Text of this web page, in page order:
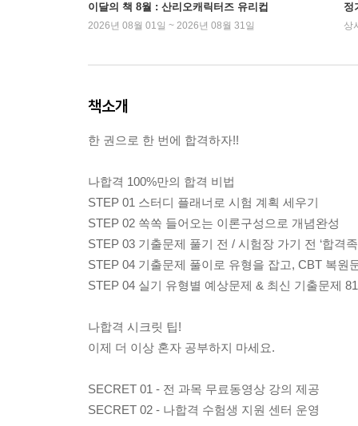
이달의 책 8월 : 산리오캐릭터즈 유리컵
2026년 08월 01일 ~ 2026년 08월 31일
정
상
책소개
한 권으로 한 번에 합격하자!!
나합격 100%만의 합격 비법
STEP 01 스터디 플래너로 시험 계획 세우기
STEP 02 쏙쏙 들어오는 이론구성으로 개념완성
STEP 03 기출문제 풀기 전 / 시험장 가기 전 ‘합격
STEP 04 기출문제 풀이로 유형을 잡고, CBT 복원
STEP 04 실기 유형별 예상문제 & 최신 기출문제
나합격 시크릿 팁!
이제 더 이상 혼자 공부하지 마세요.
SECRET 01 - 전 과목 무료동영상 강의 제공
SECRET 02 - 나합격 수험생 지원 센터 운영